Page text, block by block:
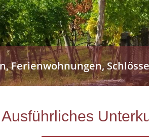
Ferienwohnungen,